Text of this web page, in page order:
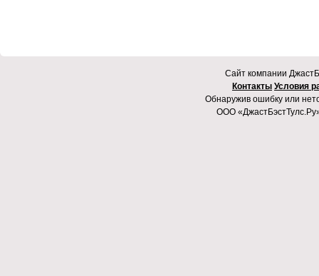
Cайт компании
Контакты Условия
Обнаружив ошибку или
ООО